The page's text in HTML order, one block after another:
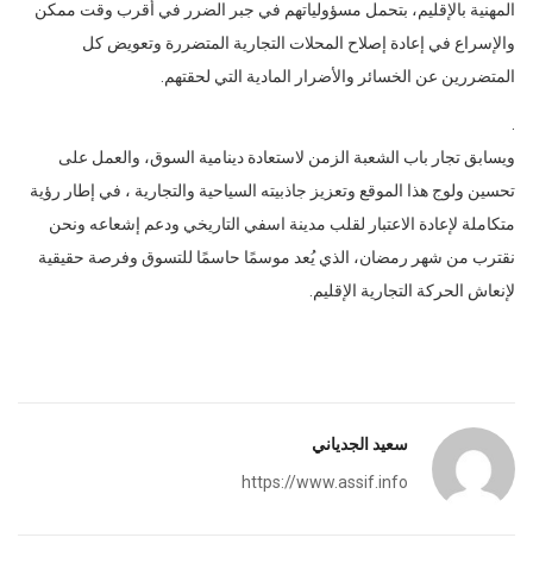
المهنية بالإقليم، بتحمل مسؤولياتهم في جبر الضرر في أقرب وقت ممكن
والإسراع في إعادة إصلاح المحلات التجارية المتضررة وتعويض كل
المتضررين عن الخسائر والأضرار المادية التي لحقتهم.
ويسابق تجار باب الشعبة الزمن لاستعادة دينامية السوق، والعمل على
تحسين ولوج هذا الموقع وتعزيز جاذبيته السياحية والتجارية ، في إطار رؤية
متكاملة لإعادة الاعتبار لقلب مدينة اسفي التاريخي ودعم إشعاعه ونحن
نقترب من شهر رمضان، الذي يُعد موسمًا حاسمًا للتسوق وفرصة حقيقية
لإنعاش الحركة التجارية الإقليم.
سعيد الجدياني
https://www.assif.info